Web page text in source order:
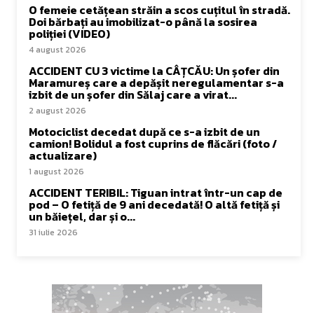
O femeie cetățean străin a scos cuțitul în stradă.
Doi bărbați au imobilizat-o până la sosirea
poliției (VIDEO)
4 august 2026
ACCIDENT CU 3 victime la CÂȚCĂU: Un șofer din
Maramureș care a depășit neregulamentar s-a
izbit de un șofer din Sălaj care a virat...
2 august 2026
Motociclist decedat după ce s-a izbit de un
camion! Bolidul a fost cuprins de flăcări (foto /
actualizare)
1 august 2026
ACCIDENT TERIBIL: Tiguan intrat într-un cap de
pod – O fetiță de 9 ani decedată! O altă fetiță și
un băiețel, dar și o...
31 iulie 2026